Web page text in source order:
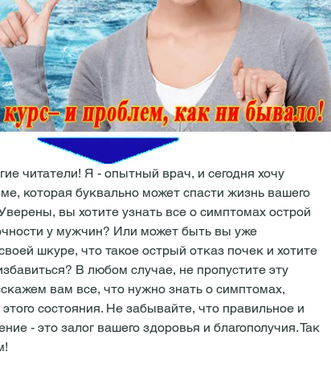
читатели! Я - опытный врач, и сегодня хочу
которая буквально может спасти жизнь вашего
вы хотите узнать все о симптомах острой
у мужчин? Или может быть вы уже
шкуре, что такое острый отказ почек и хотите
В любом случае, не пропустите эту
вам все, что нужно знать о симптомах,
состояния. Не забывайте, что правильное и
- это залог вашего здоровья и благополучия. Так